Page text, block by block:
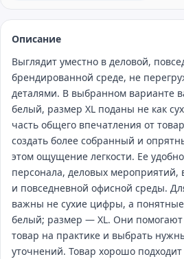
Описание
Выглядит уместно в деловой,
брендированной среде, не
деталями. В выбранном варианте
белый, размер XL поданы не как
часть общего впечатления от
создать более собранный и
этом ощущение легкости. Ее
персонала, деловых мероприятий,
и повседневной офисной среды.
важны не сухие цифры, а
белый; размер — XL. Они помогают
товар на практике и выбрать
уточнений. Товар хорошо